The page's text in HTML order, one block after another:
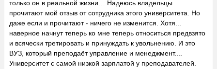
только он в реальной жизни… Надеюсь владельцы
прочитают мой отзыв от сотрудника этого университета. Но
даже если и прочитают - ничего не изменится. Хотя...
наверное начнут теперь ко мне теперь относиться предвзято
и всячески третировать и принуждать к увольнению. И это
ВУЗ, который преподаёт управление и менеджмент....
Университет с самой низкой зарплатой у преподавателей.